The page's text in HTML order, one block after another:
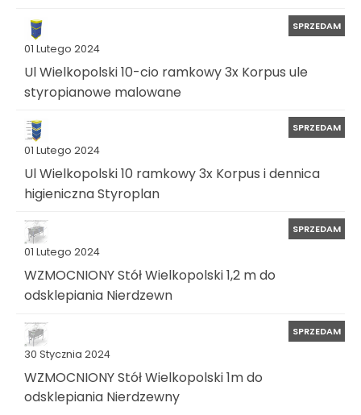
01 Lutego 2024
SPRZEDAM
Ul Wielkopolski 10-cio ramkowy 3x Korpus ule
styropianowe malowane
01 Lutego 2024
SPRZEDAM
Ul Wielkopolski 10 ramkowy 3x Korpus i dennica
higieniczna Styroplan
01 Lutego 2024
SPRZEDAM
WZMOCNIONY Stół Wielkopolski 1,2 m do
odsklepiania Nierdzewn
30 Stycznia 2024
SPRZEDAM
WZMOCNIONY Stół Wielkopolski 1m do
odsklepiania Nierdzewny